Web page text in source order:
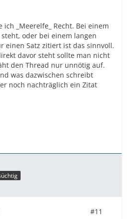
_Meerelfe_ Recht. Bei einem
oder bei einem langen
einen Satz zitiert ist das sinnvoll.
davor steht sollte man nicht
den Thread nur unnötig auf.
was dazwischen schreibt
noch nachträglich ein Zitat
#11